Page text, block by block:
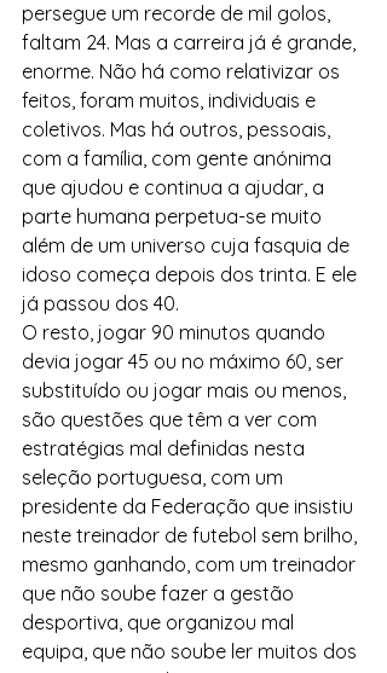
persegue um recorde de mil golos,
faltam 24. Mas a carreira já é grande,
enorme. Não há como relativizar os
feitos, foram muitos, individuais e
coletivos. Mas há outros, pessoais,
com a família, com gente anónima
que ajudou e continua a ajudar, a
parte humana perpetua-se muito
além de um universo cuja fasquia de
idoso começa depois dos trinta. E ele
já passou dos 40.
O resto, jogar 90 minutos quando
devia jogar 45 ou no máximo 60, ser
substituído ou jogar mais ou menos,
são questões que têm a ver com
estratégias mal definidas nesta
seleção portuguesa, com um
presidente da Federação que insistiu
neste treinador de futebol sem brilho,
mesmo ganhando, com um treinador
que não soube fazer a gestão
desportiva, que organizou mal
equipa, que não soube ler muitos dos